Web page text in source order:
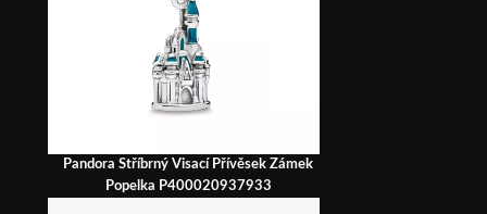
Pandora Stříbrný Visací Přívěsek Zámek
Popelka P400020937933